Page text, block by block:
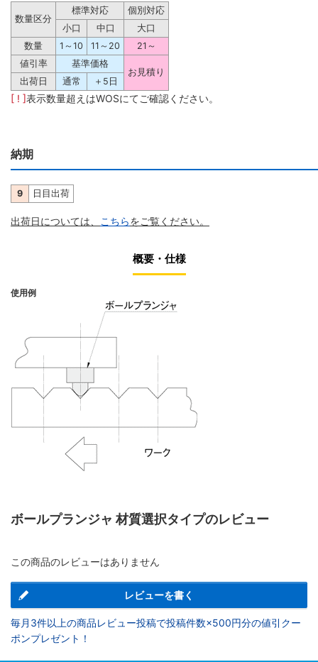
数量区分
標準対応
個別対応
小口
中口
大口
数量
1～10 11～20
21～
値引率
基準価格
お見積り
出荷日
通常 ＋5日
[ ! ]表示数量超えはWOSにてご確認ください。
納期
9 日目出荷
出荷日については、 こちらをご覧ください。
概要・仕様
使用例
ボールプランジャ 材質選択タイプのレビュー
この商品のレビューはありません
レビューを書く
毎月3件以上の商品レビュー投稿で投稿件数×500円分の値引クー
ポンプレゼント！